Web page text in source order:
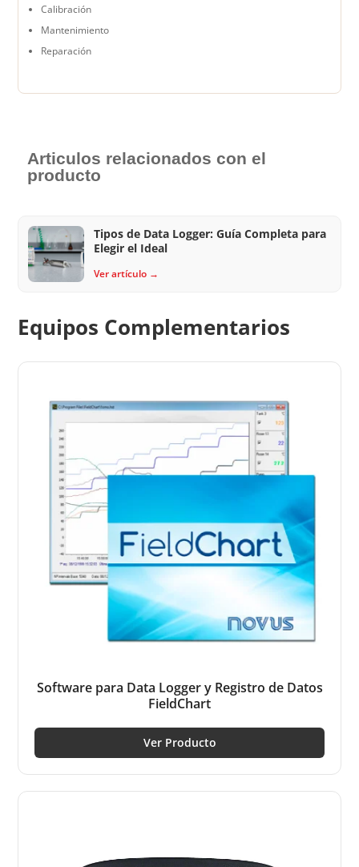
Calibración
Mantenimiento
Reparación
Articulos relacionados con el
producto
Tipos de Data Logger: Guía Completa para
Elegir el Ideal
Ver artículo →
Equipos Complementarios
Software para Data Logger y Registro de Datos
FieldChart
Ver Producto